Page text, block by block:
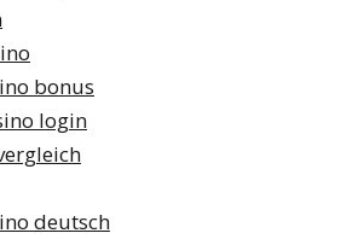
bonus
login
deutsch